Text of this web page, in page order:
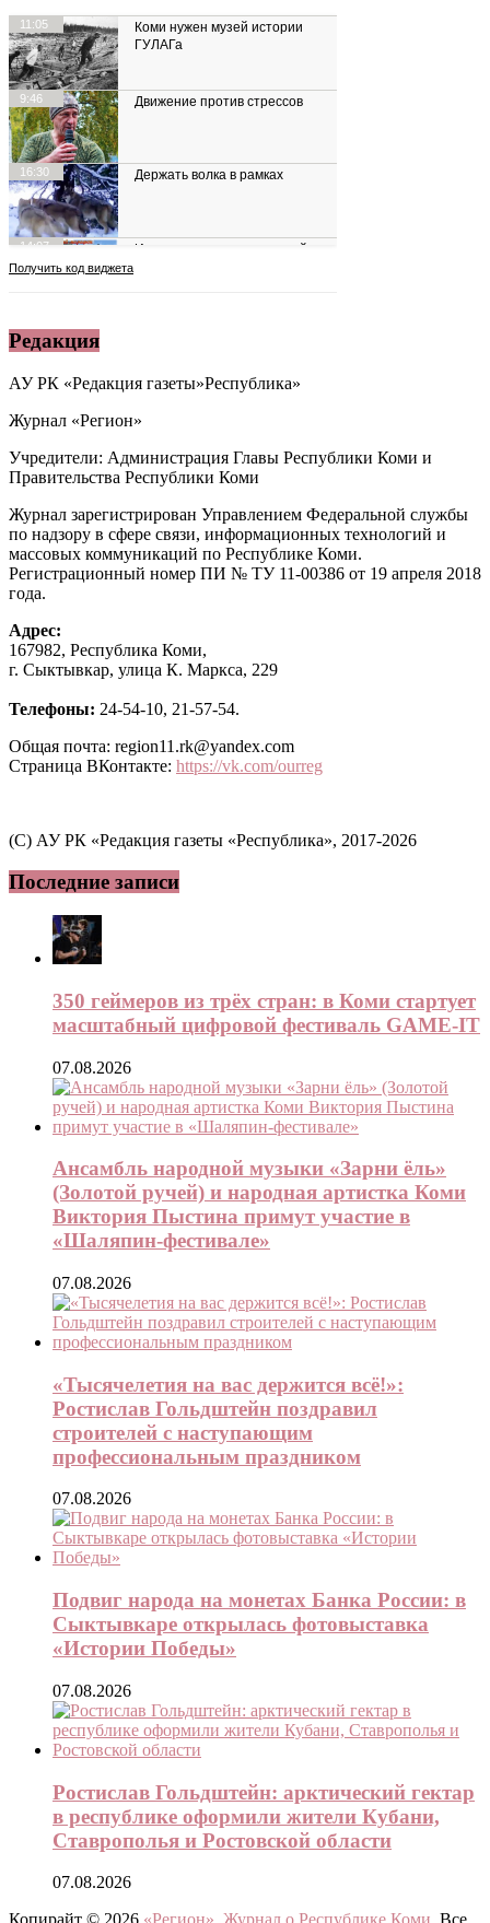
Редакция
АУ РК «Редакция газеты»Республика»
Журнал «Регион»
Учредители: Администрация Главы Республики Коми и
Правительства Республики Коми
Журнал зарегистрирован Управлением Федеральной службы
по надзору в сфере связи, информационных технологий и
массовых коммуникаций по Республике Коми.
Регистрационный номер ПИ № ТУ 11-00386 от 19 апреля 2018
года.
Адрес:
167982, Республика Коми,
г. Сыктывкар, улица К. Маркса, 229
Телефоны: 24-54-10, 21-57-54.
Общая почта: region11.rk@yandex.com
Страница ВКонтакте: https://vk.com/ourreg
(C) АУ РК «Редакция газеты «Республика», 2017-2026
Последние записи
350 геймеров из трёх стран: в Коми стартует
масштабный цифровой фестиваль GAME-IT
07.08.2026
Ансамбль народной музыки «Зарни ёль»
(Золотой ручей) и народная артистка Коми
Виктория Пыстина примут участие в
«Шаляпин-фестивале»
07.08.2026
«Тысячелетия на вас держится всё!»:
Ростислав Гольдштейн поздравил
строителей с наступающим
профессиональным праздником
07.08.2026
Подвиг народа на монетах Банка России: в
Сыктывкаре открылась фотовыставка
«Истории Победы»
07.08.2026
Ростислав Гольдштейн: арктический гектар
в республике оформили жители Кубани,
Ставрополья и Ростовской области
07.08.2026